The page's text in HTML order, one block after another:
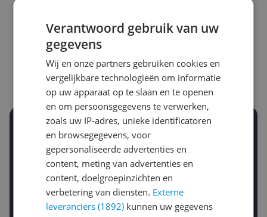
€ 16,79
€ 31,99
Goedkoopste nu
Laatste prijsupdate
07-08-2026
Stel een alert in en mis geen prijsdaling
Krijg een seintje zodra de prijs zakt
Jouw e-mailadres
Gewenste daling of bedrag
Gewenste prijs
Verantwoord gebruik van uw
gegevens
Wij en onze partners gebruiken cookies en
vergelijkbare technologieën om informatie
op uw apparaat op te slaan en te openen
en om persoonsgegevens te verwerken,
zoals uw IP-adres, unieke identificatoren
en browsegegevens, voor
gepersonaliseerde advertenties en
content, meting van advertenties en
content, doelgroepinzichten en
verbetering van diensten. Externe
leveranciers (1892) kunnen uw gegevens